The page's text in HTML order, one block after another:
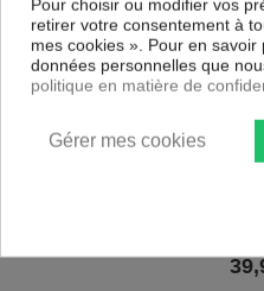
Pour choisir ou modifier vos
retirer votre consentement à
mes cookies ». Pour en
données personnelles que
politique en matière de
Gérer mes cookies